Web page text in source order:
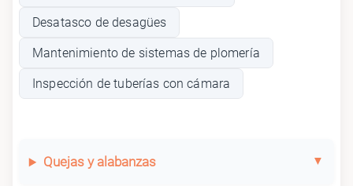
Desatasco de desagües
Mantenimiento de sistemas de plomería
Inspección de tuberías con cámara
Quejas y alabanzas